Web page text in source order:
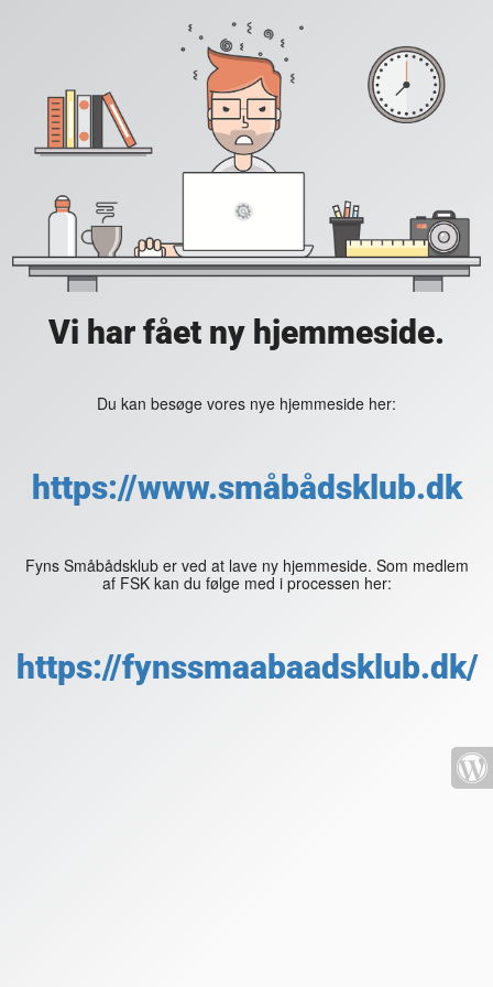
Vi har fået ny hjemmeside.
Du kan besøge vores nye hjemmeside her:
https://www.småbådsklub.dk
Fyns Småbådsklub er ved at lave ny hjemmeside. Som medlem
af FSK kan du følge med i processen her:
https://fynssmaabaadsklub.dk/